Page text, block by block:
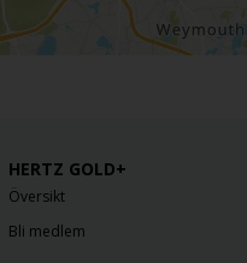
HERTZ GOLD+
Översikt
Bli medlem